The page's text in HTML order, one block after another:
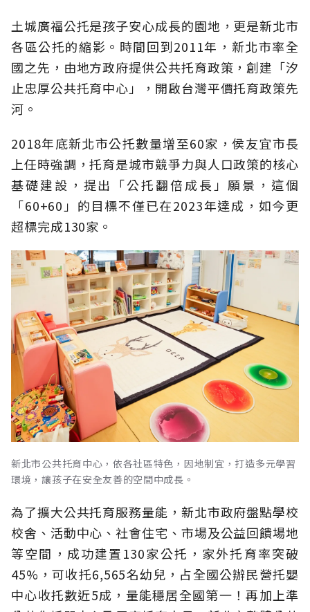
土城廣福公托是孩子安心成長的園地，更是新北市
各區公托的縮影。時間回到2011年，新北市率全
國之先，由地方政府提供公共托育政策，創建「汐
止忠厚公共托育中心」，開啟台灣平價托育政策先
河。
2018年底新北市公托數量增至60家，侯友宜市長
上任時強調，托育是城市競爭力與人口政策的核心
基礎建設，提出「公托翻倍成長」願景，這個
「60+60」的目標不僅已在2023年達成，如今更
超標完成130家。
新北市公共托育中心，依各社區特色，因地制宜，打造多元學習
環境，讓孩子在安全友善的空間中成長。
為了擴大公共托育服務量能，新北市政府盤點學校
校舍、活動中心、社會住宅、市場及公益回饋場地
等空間，成功建置130家公托，家外托育率突破
45%，可收托6,565名幼兒，占全國公辦民營托嬰
中心收托數近5成，量能穩居全國第一！再加上準